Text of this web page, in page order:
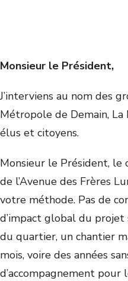
Monsieur le Président,
J’interviens au nom des
Métropole de Demain,
élus et citoyens.
Monsieur le Président, le
de l’Avenue des Frères
votre méthode. Pas de
d’impact global du projet
du quartier, un chantier
mois, voire des années
d’accompagnement pour